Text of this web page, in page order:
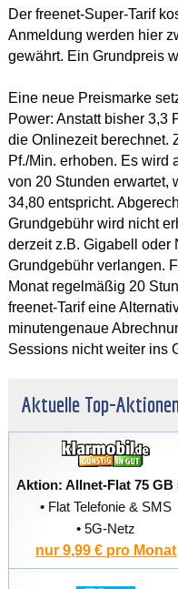
Der freenet-Super-Tarif
Anmeldung werden hier
gewährt. Ein Grundpreis
Eine neue Preismarke
Power: Anstatt bisher 3,3
die Onlinezeit berechnet.
Pf./Min. erhoben. Es wird
von 20 Stunden erwartet,
34,80 entspricht.
Grundgebühr wird nicht
derzeit z.B. Gigabell oder
Grundgebühr verlangen.
Monat regelmäßig 20
freenet-Tarif eine
minutengenaue
Sessions nicht weiter ins
Aktuelle Top-
Aktion: Allnet-Flat 75 GB
• Flat Telefonie & SMS
• 5G-Netz
nur 9,99 € pro Monat